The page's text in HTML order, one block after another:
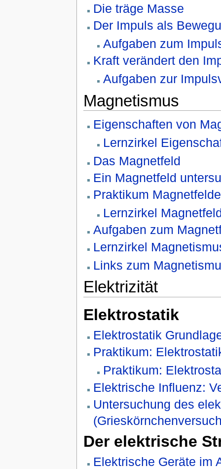
Die träge Masse
Der Impuls als
Aufgaben zum
Kraft verändert den
Aufgaben zur
Magnetismus
Eigenschaften von
Lernzirkel
Das Magnetfeld
Ein Magnetfeld
Praktikum
Lernzirkel
Aufgaben zum
Lernzirkel
Links zum
Elektrizität
Elektrostatik
Elektrostatik
Praktikum:
Praktikum:
Elektrische Influenz:
Untersuchung des
Der elektrische
Elektrische Geräte im